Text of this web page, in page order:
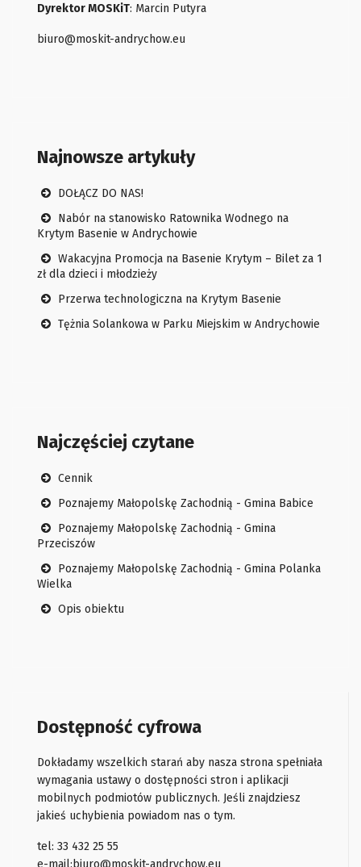
Dyrektor MOSKiT: Marcin Putyra
biuro@moskit-andrychow.eu
Najnowsze artykuły
DOŁĄCZ DO NAS!
Nabór na stanowisko Ratownika Wodnego na
Krytym Basenie w Andrychowie
Wakacyjna Promocja na Basenie Krytym – Bilet za 1
zł dla dzieci i młodzieży
Przerwa technologiczna na Krytym Basenie
Tężnia Solankowa w Parku Miejskim w Andrychowie
Najczęściej czytane
Cennik
Poznajemy Małopolskę Zachodnią - Gmina Babice
Poznajemy Małopolskę Zachodnią - Gmina
Przeciszów
Poznajemy Małopolskę Zachodnią - Gmina Polanka
Wielka
Opis obiektu
Dostępność cyfrowa
Dokładamy wszelkich starań aby nasza strona spełniała
wymagania ustawy o dostępności stron i aplikacji
mobilnych podmiotów publicznych. Jeśli znajdziesz
jakieś uchybienia powiadom nas o tym.
tel: 33 432 25 55
e-mail: biuro@moskit-andrychow.eu